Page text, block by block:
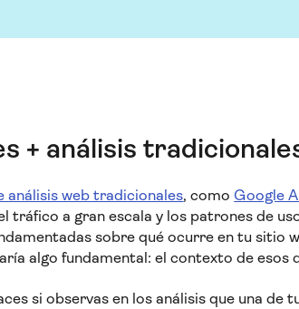
+ análisis
análisis web tradicionales, comoGoogle
tráfico a gran escala y los patrones de
sobre qué ocurre en tu sitio
algo fundamental: el contexto de esos
si observas en los análisis que una de